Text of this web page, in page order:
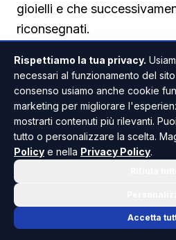
gioielli e che
riconsegnati.
Il pensionato ha
contanti e tutti i gioielli
Quando si è reso conto
tardi e non ha potuto fare
tutto alle forze dell'ordine.
Rispettiamo la tua privacy.
necessari al funzionamento del
consenso usiamo anche cookie
marketing per migliorare
mostrarti contenuti più rilevanti.
tutto o personalizzare la scelta.
Policy e nella Privacy Policy.
Accetta